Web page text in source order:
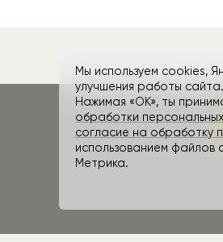
Мы используем cookies,
улучшения работы сайта.
Нажимая «ОК», ты
обработки
согласие на обработку
использованием файлов
Метрика.